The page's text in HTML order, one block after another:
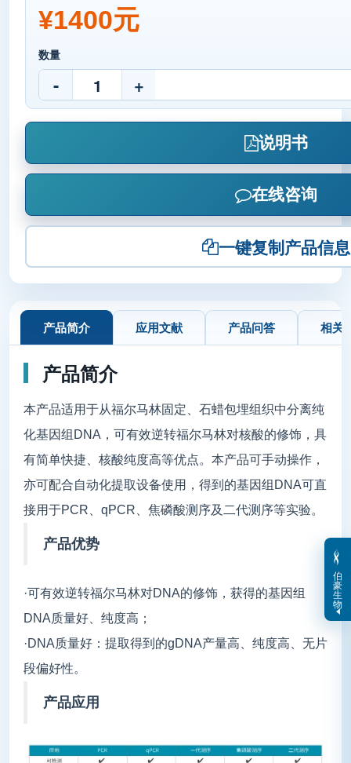
¥1400元
数量
- +
说明书
在线咨询
一键复制产品信息
产品简介 应用文献 产品问答 相关
产品简介
本产品适用于从福尔马林固定、石蜡包埋组织中分离纯
化基因组DNA，可有效逆转福尔马林对核酸的修饰，具
有简单快捷、核酸纯度高等优点。本产品可手动操作，
亦可配合自动化提取设备使用，得到的基因组DNA可直
接用于PCR、qPCR、焦磷酸测序及二代测序等实验。
产品优势
·可有效逆转福尔马林对DNA的修饰，获得的基因组
DNA质量好、纯度高；
·DNA质量好：提取得到的gDNA产量高、纯度高、无片
段偏好性。
产品应用
伯
豪
生
物